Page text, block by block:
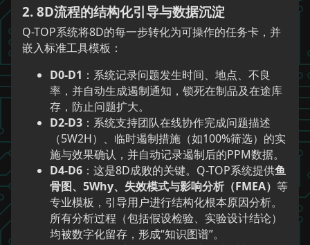
2. 8D流程的结构化引导与数据沉淀
Q-TOP系统将8D的每一步转化为可操作的任务卡，并
嵌入标准工具模板：
D0-D1 ：系统记录问题发生时间、地点、不良
率，并自动生成遏制通知，锁死在制品及在途库
存，防止问题扩大。
D2-D3 ：系统支持团队在线协作完成问题描述
（5W2H）、临时遏制措施（如100%筛选）的实
施与效果确认，并自动记录遏制后的PPM数据。
D4-D6 ：这是8D成败的关键。Q-TOP系统提供鱼
骨图、5Why、失效模式与影响分析（FMEA） 等
专业模板，引导用户进行结构化根本原因分析。
所有分析过程（包括假设检验、实验设计结论）
均被数字化留存，形成“知识图谱”。